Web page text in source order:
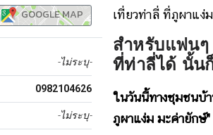
GOOGLE MAP
-ไม่ระบุ-
0982104626
-ไม่ระบุ-
เที่ยวท่าลี่ ที่ภูผาแง่
สำหรับแฟนๆ
ที่ท่าลี่ได้ นั้น
ในวันนี้ทางชุมชนบ้า
ภูผาแง่ม มะค่ายักษ์"